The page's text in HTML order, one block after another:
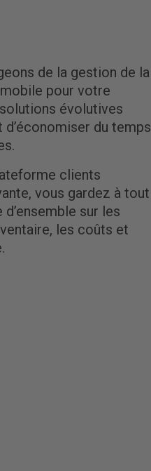
de la gestion de la
pour votre
évolutives
du temps
clients
vous gardez à tout
sur les
les coûts et